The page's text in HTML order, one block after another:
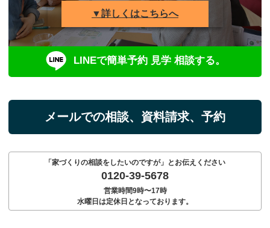
▼詳しくはこちらへ
LINEで簡単予約 見学 相談する。
メールでの相談、資料請求、予約
「家づくりの相談をしたいのですが」とお伝えください
0120-39-5678
営業時間9時〜17時
水曜日は定休日となっております。